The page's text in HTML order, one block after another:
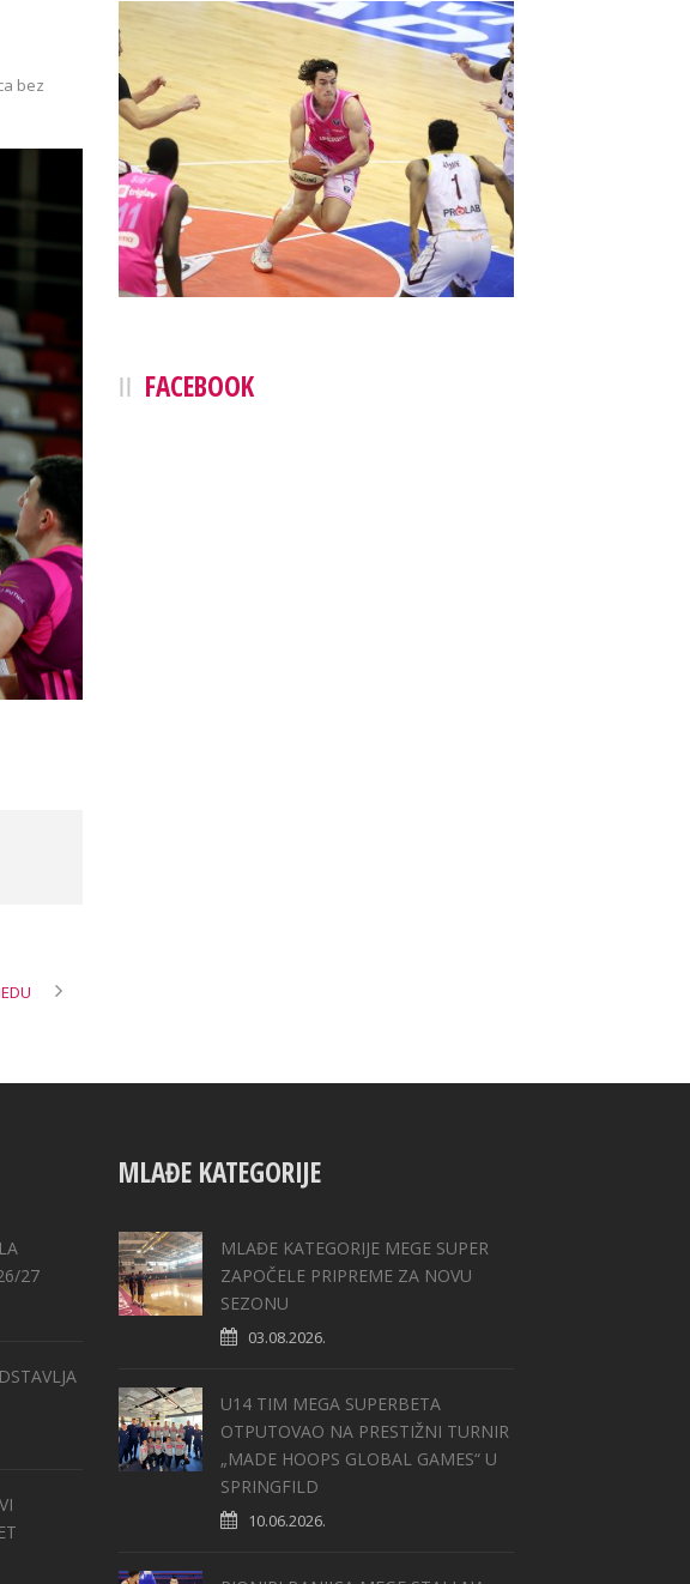
bez
FACEBOOK
27
MLAĐE KATEGORIJE
MLAĐE KATEGORIJE MEGE SUPER
ZAPOČELE PRIPREME ZA NOVU
SEZONU
03.08.2026.
U14 TIM MEGA SUPERBETA
OTPUTOVAO NA PRESTIŽNI TURNIR
„MADE HOOPS GLOBAL GAMES“ U
SPRINGFILD
10.06.2026.